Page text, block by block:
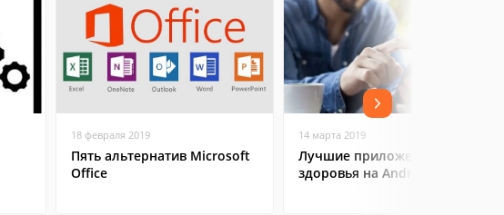
18 февраля 2019
Пять альтернатив Microsoft
Office
14 марта 2019
Лучшие приложения для
здоровья на Android